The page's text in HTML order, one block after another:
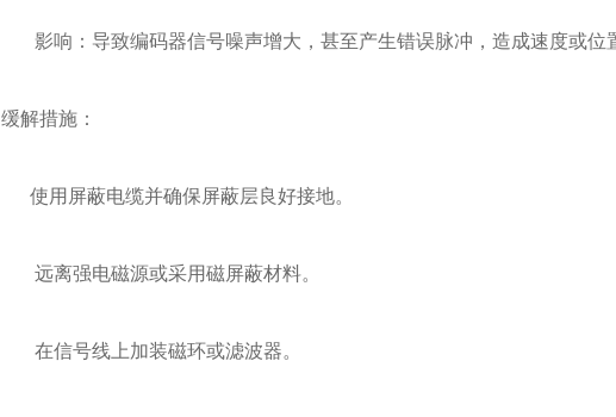
影响：导致编码器信号噪声增大，甚至产生错误脉冲，造成速度或位
缓解措施：
使用屏蔽电缆并确保屏蔽层良好接地。
远离强电磁源或采用磁屏蔽材料。
在信号线上加装磁环或滤波器。